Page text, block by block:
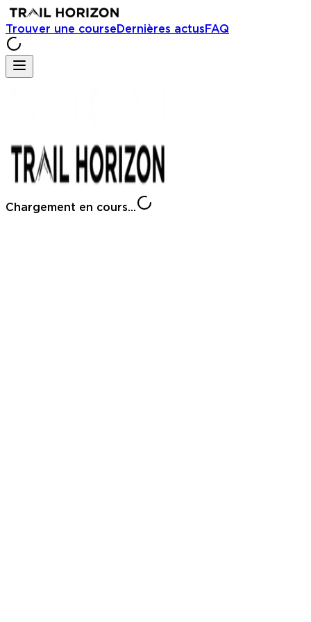
Trouver une courseDernières actusFAQ
Chargement en cours...